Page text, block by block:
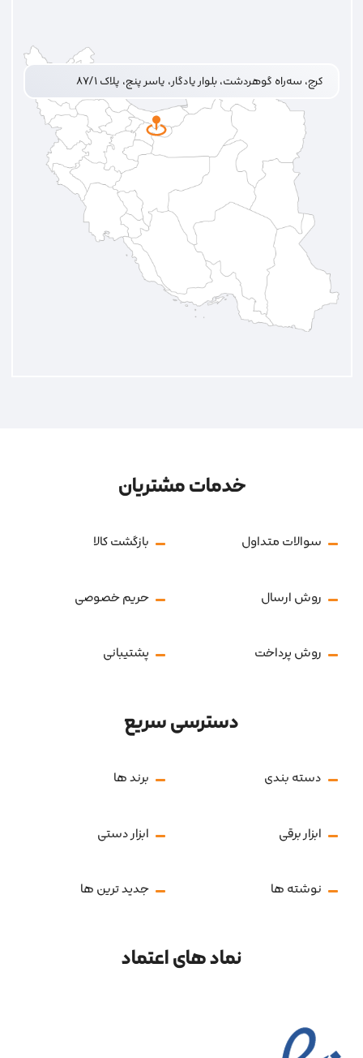
کرج، سه‌راه گوهردشت، بلوار یادگار، یاسر پنج، پلاک ۸۷/۱
خدمات مشتریان
سوالات متداول بازگشت کالا
روش ارسال حریم خصوصی
روش پرداخت پشتیبانی
دسترسی سریع
دسته بندی برند ها
ابزار برقی ابزار دستی
نوشته ها جدید ترین ها
نماد های اعتماد